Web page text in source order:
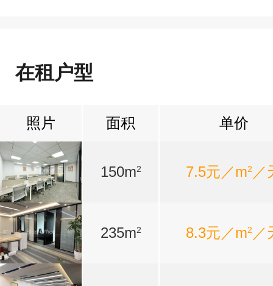
在租户型
照片 面积 单价
150m2 7.5元／m2 ／
235m2 8.3元／m2 ／